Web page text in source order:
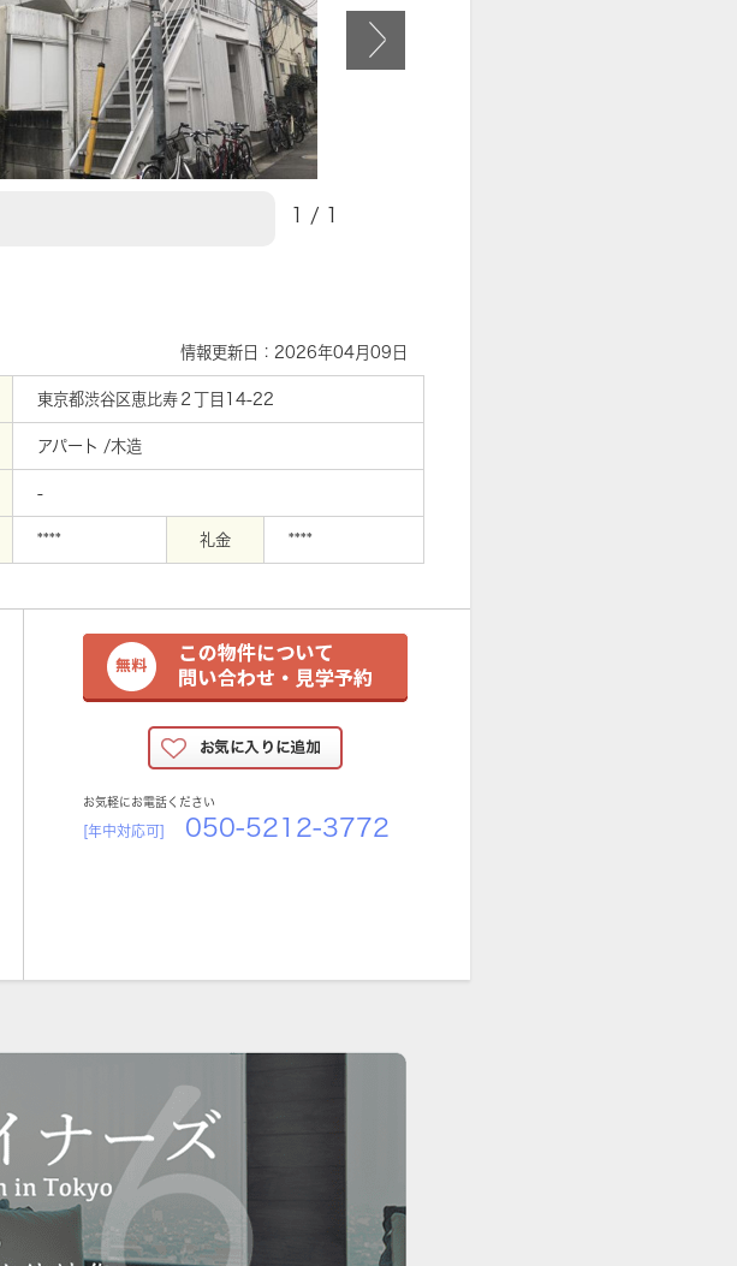
1 / 1
情報更新日：2026年04月09日
東京都渋谷区恵比寿２丁目14-22
アパート /木造
-
**** 礼金 ****
お気軽にお電話ください
[年中対応可] 050-5212-3772